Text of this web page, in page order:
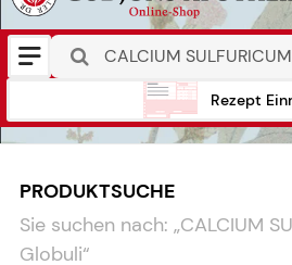
Rezept
PRODUKTSUCHE
Sie suchen nach: „CALCIUM
Globuli“